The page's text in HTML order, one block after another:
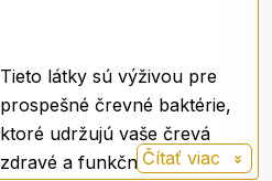
Tieto látky sú výživou pre
prospešné črevné baktérie,
ktoré udržujú vaše črevá
zdravé a funkčné.Čítať viac